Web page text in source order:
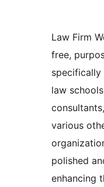
Law Firm
free,
specifically
law
various
polished
enhancing